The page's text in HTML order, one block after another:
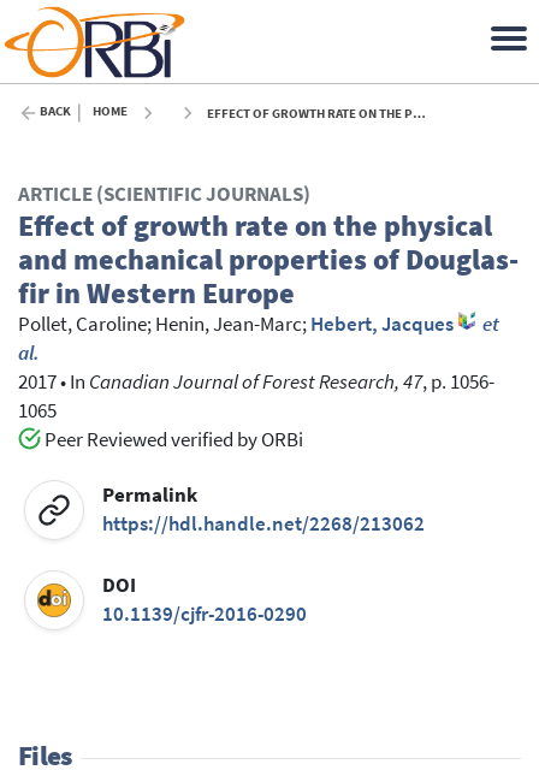
BACK HOME EFFECT OF GROWTH RATE ON THE PHYSICAL AND MECHANICAL PROPERTIES OF DOUGLAS-FIR IN WESTERN EUROPE - 2017
ARTICLE (SCIENTIFIC JOURNALS)
Effect of growth rate on the physical
and mechanical properties of Douglas-
fir in Western Europe
Pollet, Caroline;Henin, Jean-Marc;Hebert, Jacques
et
al.
2017•In Canadian Journal of Forest Research, 47, p. 1056-
1065
Peer Reviewed verified by ORBi
Permalink
https://hdl.handle.net/2268/213062
DOI
10.1139/cjfr-2016-0290
Files